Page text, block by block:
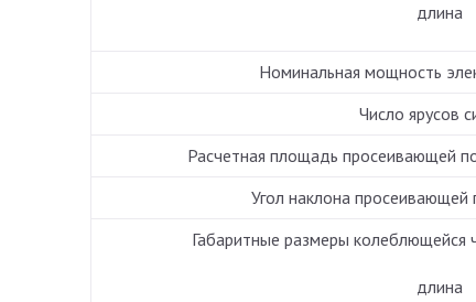
длина
Номинальная мощность
Число ярусов
Расчетная площадь просеивающей
Угол наклона просеивающей
Габаритные размеры колеблющейся
длина